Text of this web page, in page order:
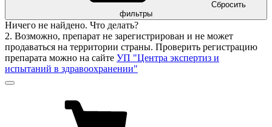
Сбросить
фильтры
Ничего не найдено. Что делать?
2. Возможно, препарат не зарегистрирован и не может
продаваться на территории страны. Проверить регистрацию
препарата можно на сайте УП "Центра экспертиз и
испытаний в здравоохранении"